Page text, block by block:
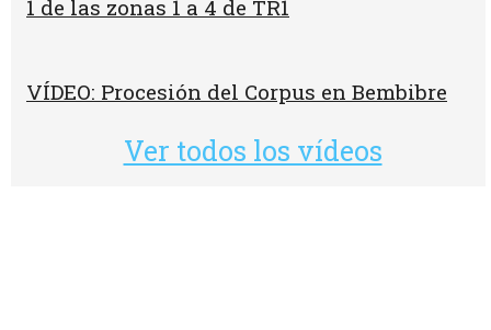
1 de las zonas 1 a 4 de TR1
VÍDEO: Procesión del Corpus en Bembibre
Ver todos los vídeos